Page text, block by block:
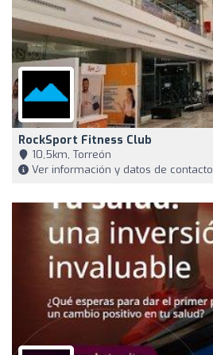
RockSport Fitness Club
10,5km, Torreón
Ver información y datos de contacto